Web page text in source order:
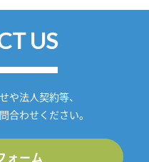
US
や法人契約等、
合わせください。
ォーム